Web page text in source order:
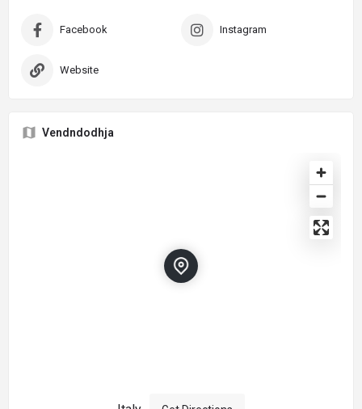
Facebook Instagram
Website
Vendndodhja